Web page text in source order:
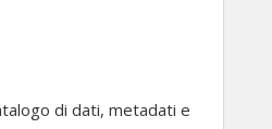
di dati, metadati e